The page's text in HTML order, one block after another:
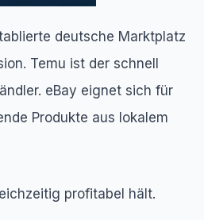
deutsche Marktplatz
Temu ist der schnell
eBay eignet sich für
Produkte aus lokalem
profitabel hält.